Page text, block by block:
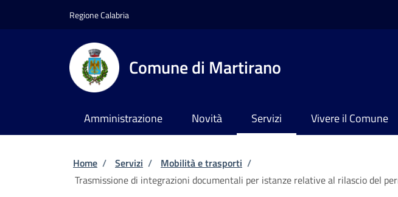
Regione Calabria
Comune di Martirano
Amministrazione Novità Servizi Vivere il Comune
Briciole di pane
Home / Servizi / Mobilità e trasporti /
Trasmissione di integrazioni documentali per istanze relative al rilascio del